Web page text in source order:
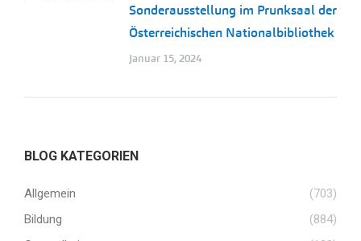
Sonderausstellung im Prunksaal der
Österreichischen Nationalbibliothek
Januar 15, 2024
BLOG KATEGORIEN
Allgemein
(703)
Bildung
(884)